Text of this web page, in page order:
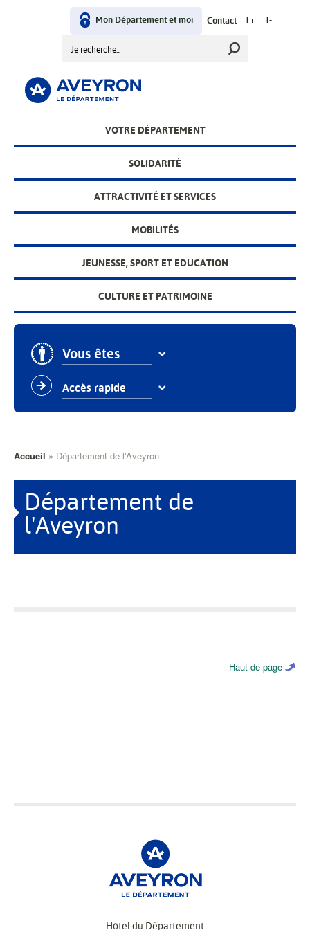
menu
Mon Département et moi Contact T+ T-
VOTRE DÉPARTEMENT
SOLIDARITÉ
ATTRACTIVITÉ ET SERVICES
MOBILITÉS
JEUNESSE, SPORT ET EDUCATION
CULTURE ET PATRIMOINE
Vous êtes
Accès rapide
Fil
d'Ariane
Accueil Département de l'Aveyron
Département de
l'Aveyron
Haut de page
Hôtel du Département